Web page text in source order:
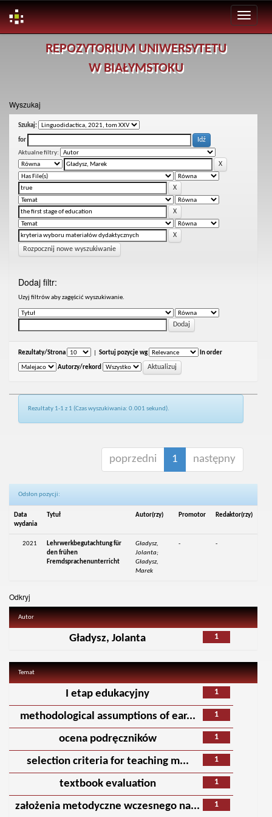
REPOZYTORIUM UNIWERSYTETU
W BIAŁYMSTOKU
Wyszukaj
Szukaj:
for
Aktualne filtry:
Rozpocznij nowe wyszukiwanie
Dodaj filtr:
Uzyj filtrów aby zagęścić wyszukiwanie.
Rezultaty/Strona Sortuj pozycje wg In order
Autorzy/rekord
Rezultaty 1-1 z 1 (Czas wyszukiwania: 0.001 sekund).
poprzedni 1 następny
Odsłon pozycji:
Data
wydania
Tytuł Autor(rzy) Promotor Redaktor(rzy)
2021
Lehrwerkbegutachtung für
den frühen
Fremdsprachenunterricht
Gładysz,
Jolanta;
Gładysz,
Marek
- -
Odkryj
Autor
1
Gładysz, Jolanta
Temat
1
I etap edukacyjny
1
methodological assumptions of ear...
1
ocena podręczników
1
selection criteria for teaching m...
1
textbook evaluation
1
założenia metodyczne wczesnego na...